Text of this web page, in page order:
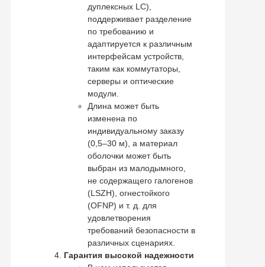
дуплексных LC),
поддерживает разделение
по требованию и
адаптируется к различным
интерфейсам устройств,
таким как коммутаторы,
серверы и оптические
модули.
Длина может быть
изменена по
индивидуальному заказу
(0,5–30 м), а материал
оболочки может быть
выбран из малодымного,
не содержащего галогенов
(LSZH), огнестойкого
(OFNP) и т. д. для
удовлетворения
требований безопасности в
различных сценариях.
Гарантия высокой надежности